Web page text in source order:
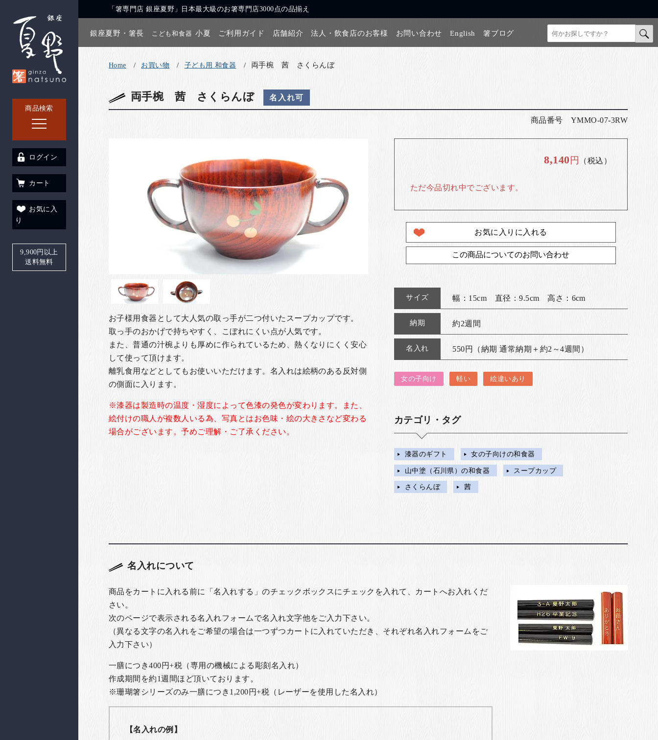
商品検索
「箸専門店 銀座夏野」日本最大級のお箸専門店3000点の品揃え
銀座夏野・箸長 こども和食器 小夏 ご利用ガイド 店舗紹介 法人・飲食店のお客様 お問い合わせ English 箸ブログ
ログイン
カート
お気に入
り
9,900円以上
送料無料
Home お買い物 子ども用 和食器 両手椀 茜 さくらんぼ
両手椀 茜 さくらんぼ 名入れ可
商品番号 YMMO-07-3RW
お子様用食器として大人気の取っ手が二つ付いたスープカップです。
取っ手のおかげで持ちやすく、こぼれにくい点が人気です。
また、普通の汁椀よりも厚めに作られているため、熱くなりにくく安心
して使って頂けます。
離乳食用などとしてもお使いいただけます。名入れは絵柄のある反対側
の側面に入ります。
※漆器は製造時の温度・湿度によって色漆の発色が変わります。また、
絵付けの職人が複数人いる為、写真とはお色味・絵の大きさなど変わる
場合がございます。予めご理解・ご了承ください。
8,140円 （税込）
ただ今品切れ中でございます。
お気に入りに入れる
この商品についてのお問い合わせ
サイズ 幅：15cm 直径：9.5cm 高さ：6cm
納期 約2週間
名入れ 550円（納期 通常納期＋約2～4週間）
女の子向け 軽い 絵違いあり
カテゴリ・タグ
漆器のギフト 女の子向けの和食器
山中塗（石川県）の和食器 スープカップ
さくらんぼ 茜
名入れについて
商品をカートに入れる前に「名入れする」のチェックボックスにチェックを入れて、カートへお入れくだ
さい。
次のページで表示される名入れフォームで名入れ文字他をご入力下さい。
（異なる文字の名入れをご希望の場合は一つずつカートに入れていただき、それぞれ名入れフォームをご
入力下さい）
一膳につき400円+税（専用の機械による彫刻名入れ）
作成期間を約1週間ほど頂いております。
※珊瑚箸シリーズのみ一膳につき1,200円+税 （レーザーを使用した名入れ）
【名入れの例】